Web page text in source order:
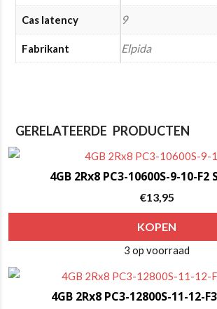
Cas latency 9
Fabrikant Elpida
GERELATEERDE PRODUCTEN
4GB 2Rx8 PC3-10600S-9-10-F2
€13,95
KOPEN
3 op voorraad
4GB 2Rx8 PC3-12800S-11-12-